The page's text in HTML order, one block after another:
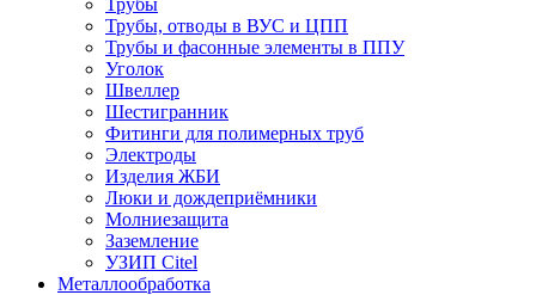
Трубы
Трубы, отводы в ВУС и ЦПП
Трубы и фасонные элементы в ППУ
Уголок
Швеллер
Шестигранник
Фитинги для полимерных труб
Электроды
Изделия ЖБИ
Люки и дождеприёмники
Молниезащита
Заземление
УЗИП Citel
Металлообработка